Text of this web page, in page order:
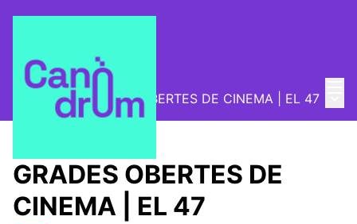
Programa / GRADES OBERTES DE CINEMA | EL 47
GRADES OBERTES DE
CINEMA | EL 47